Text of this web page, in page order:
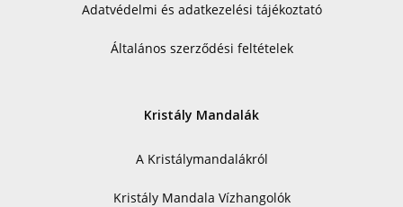
Adatvédelmi és adatkezelési tájékoztató
Általános szerződési feltételek
Kristály Mandalák
A Kristálymandalákról
Kristály Mandala Vízhangolók